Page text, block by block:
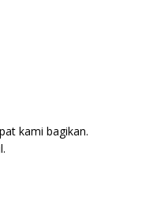
kami bagikan.